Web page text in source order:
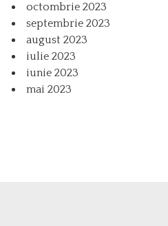
octombrie 2023
septembrie 2023
august 2023
iulie 2023
iunie 2023
mai 2023